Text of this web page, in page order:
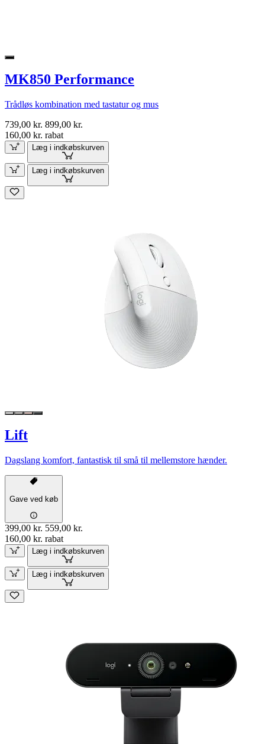
MK850 Performance
Trådløs kombination med tastatur og mus
739,00 kr. 899,00 kr.
160,00 kr. rabat
Læg i indkøbskurven
Læg i indkøbskurven
Lift
Dagslang komfort, fantastisk til små til mellemstore hænder.
Gave ved køb
399,00 kr. 559,00 kr.
160,00 kr. rabat
Læg i indkøbskurven
Læg i indkøbskurven